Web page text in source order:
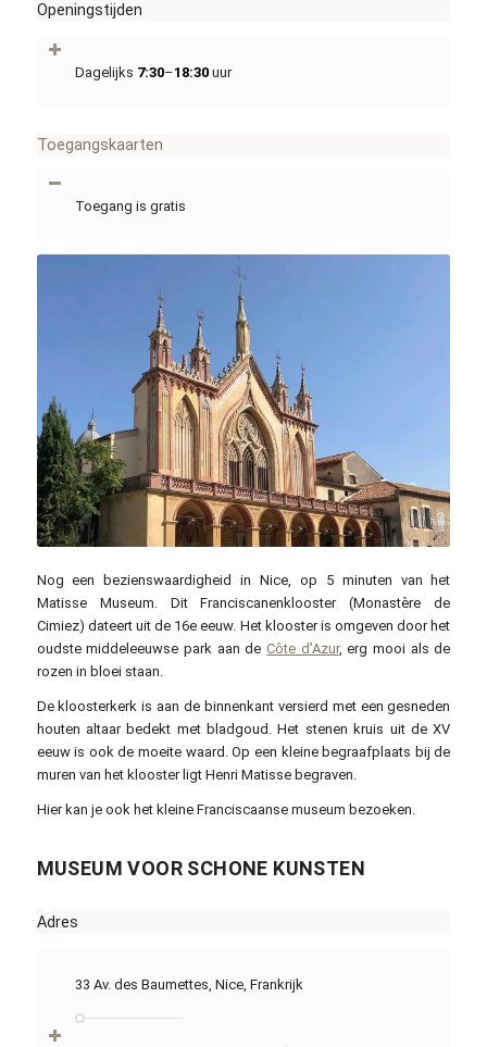
Openingstijden
Dagelijks 7:30–18:30uur
Toegangskaarten
Toegang is gratis
Janrober / commons.wikimedia.org / CC BY-SA 4.0
Nog een bezienswaardigheid in Nice, op 5 minuten van het
Matisse Museum. Dit Franciscanenklooster (Monastère de
Cimiez) dateert uit de 16e eeuw. Het klooster is omgeven door het
oudste middeleeuwse park aan de Côte d’Azur, erg mooi als de
rozen in bloei staan.
De kloosterkerk is aan de binnenkant versierd met een gesneden
houten altaar bedekt met bladgoud. Het stenen kruis uit de XV
eeuw is ook de moeite waard. Op een kleine begraafplaats bij de
muren van het klooster ligt Henri Matisse begraven.
Hier kan je ook het kleine Franciscaanse museum bezoeken.
MUSEUM VOOR SCHONE KUNSTEN
Adres
33 Av. des Baumettes, Nice, Frankrijk